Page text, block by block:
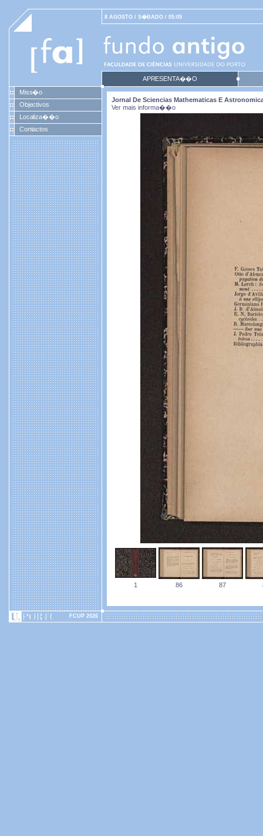
8 AGOSTO / S�BADO / 05:05
APRESENTA��O
Miss�o
Objectivos
Localiza��o
Contactos
Jornal De Sciencias Mathematicas E
Ver mais informa��o
1 86 87
FCUP 2026